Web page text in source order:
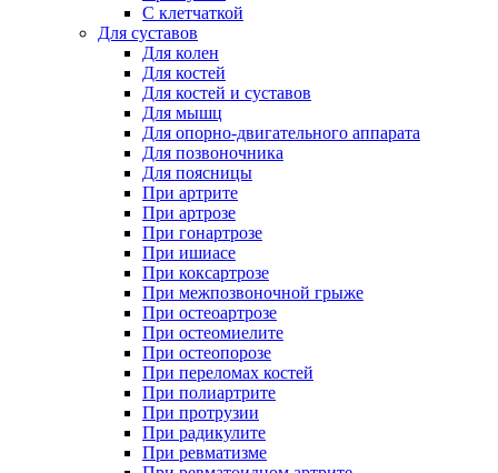
С клетчаткой
Для суставов
Для колен
Для костей
Для костей и суставов
Для мышц
Для опорно-двигательного аппарата
Для позвоночника
Для поясницы
При артрите
При артрозе
При гонартрозе
При ишиасе
При коксартрозе
При межпозвоночной грыже
При остеоартрозе
При остеомиелите
При остеопорозе
При переломах костей
При полиартрите
При протрузии
При радикулите
При ревматизме